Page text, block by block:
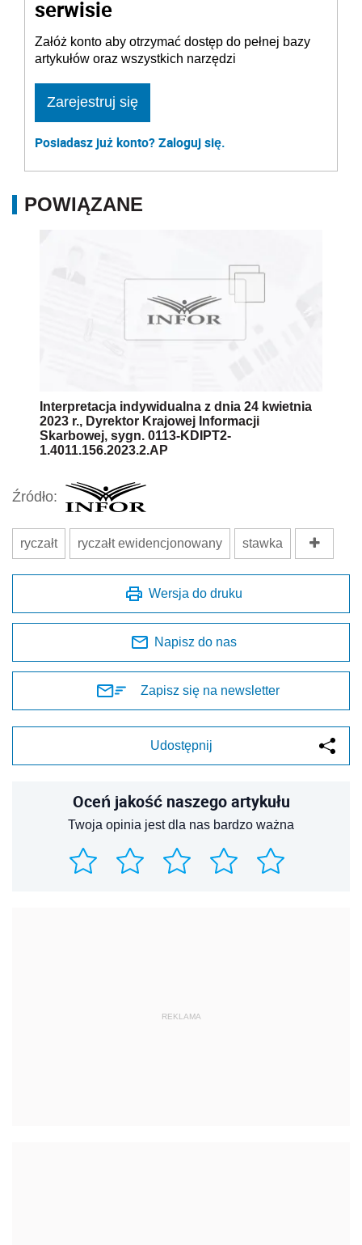
serwisie
Załóż konto aby otrzymać dostęp do pełnej bazy
artykułów oraz wszystkich narzędzi
Zarejestruj się
Posiadasz już konto? Zaloguj się.
POWIĄZANE
Interpretacja indywidualna z dnia 24 kwietnia
2023 r., Dyrektor Krajowej Informacji
Skarbowej, sygn. 0113-KDIPT2-
1.4011.156.2023.2.AP
Źródło:
ryczałt ryczałt ewidencjonowany stawka
Wersja do druku
Napisz do nas
Zapisz się na newsletter
Udostępnij
Oceń jakość naszego artykułu
Twoja opinia jest dla nas bardzo ważna
REKLAMA